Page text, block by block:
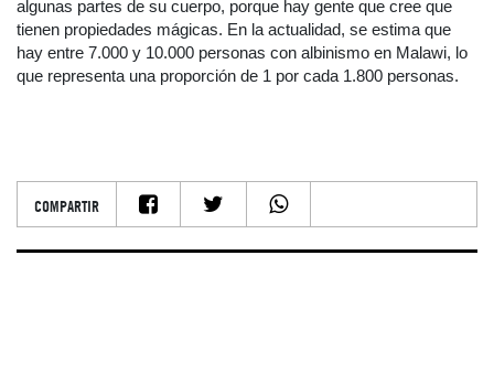
algunas partes de su cuerpo, porque hay gente que cree que
tienen propiedades mágicas. En la actualidad, se estima que
hay entre 7.000 y 10.000 personas con albinismo en Malawi, lo
que representa una proporción de 1 por cada 1.800 personas.
COMPARTIR